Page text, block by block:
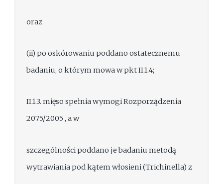
oraz
(ii) po oskórowaniu poddano ostatecznemu
badaniu, o którym mowa w pkt II.1.4;
II.1.3. mięso spełnia wymogi Rozporządzenia
2075/2005 , a w
szczególności poddano je badaniu metodą
wytrawiania pod kątem włosieni (Trichinella) z